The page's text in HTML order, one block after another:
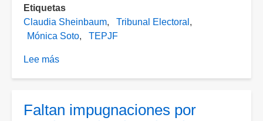
Etiquetas
Claudia Sheinbaum
Tribunal Electoral
Mónica Soto
TEPJF
Lee más
el
Faltan impugnaciones por